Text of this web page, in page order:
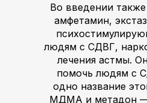
Во введении
амфетамин,
людям с СДВГ,
лечения астмы.
помочь людям с
одно название
МДМА и метадон —